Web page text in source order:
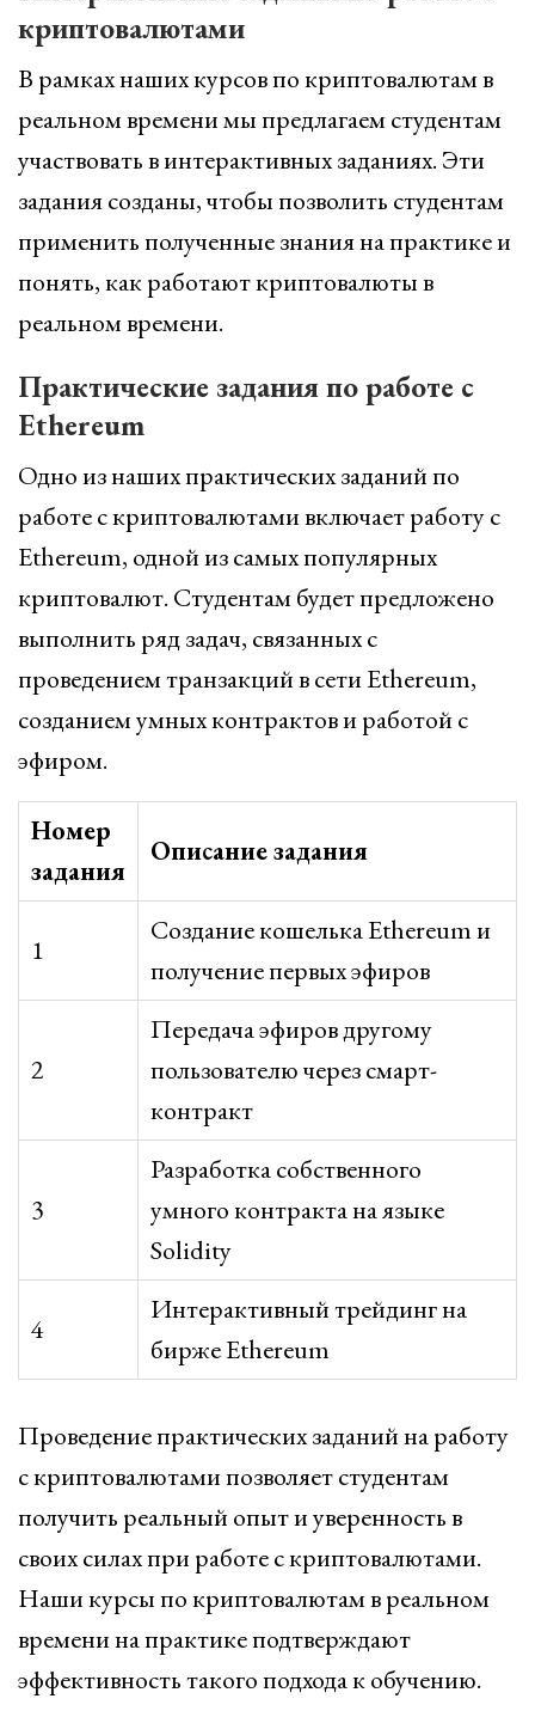
криптовалютами
В рамках наших курсов по криптовалютам в
реальном времени мы предлагаем студентам
участвовать в интерактивных заданиях. Эти
задания созданы, чтобы позволить студентам
применить полученные знания на практике и
понять, как работают криптовалюты в
реальном времени.
Практические задания по работе с
Ethereum
Одно из наших практических заданий по
работе с криптовалютами включает работу с
Ethereum, одной из самых популярных
криптовалют. Студентам будет предложено
выполнить ряд задач, связанных с
проведением транзакций в сети Ethereum,
созданием умных контрактов и работой с
эфиром.
Номер
задания
Описание задания
1
Создание кошелька Ethereum и
получение первых эфиров
2
Передача эфиров другому
пользователю через смарт-
контракт
3
Разработка собственного
умного контракта на языке
Solidity
4
Интерактивный трейдинг на
бирже Ethereum
Проведение практических заданий на работу
с криптовалютами позволяет студентам
получить реальный опыт и уверенность в
своих силах при работе с криптовалютами.
Наши курсы по криптовалютам в реальном
времени на практике подтверждают
эффективность такого подхода к обучению.